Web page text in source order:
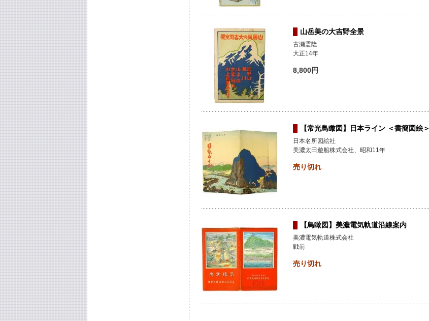
山岳美の大吉野全景
古瀬霊隆
大正14年
8,800円
【常光鳥瞰図】日本ライン ＜書簡図絵＞
日本名所図絵社
美濃太田遊船株式会社、昭和11年
売り切れ
【鳥瞰図】美濃電気軌道沿線案内
美濃電気軌道株式会社
戦前
売り切れ